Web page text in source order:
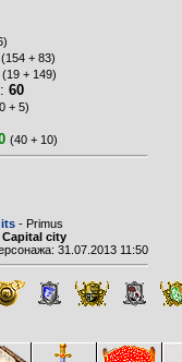
(154 + 83)
(19 + 149)
60
+ 5)
(40 + 10)
- Primus
Capital city
31.07.2013 11:50